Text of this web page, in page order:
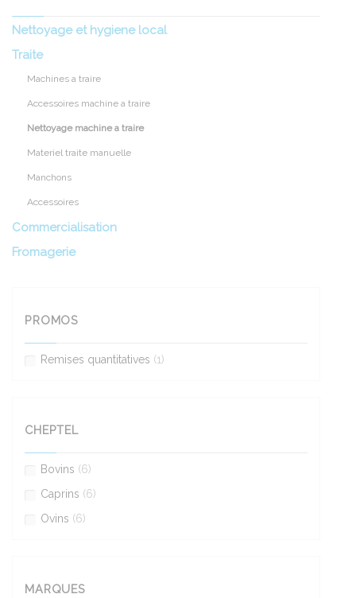
Nettoyage et hygiene local
Traite
Machines a traire
Accessoires machine a traire
Nettoyage machine a traire
Materiel traite manuelle
Manchons
Accessoires
Commercialisation
Fromagerie
PROMOS
Remises quantitatives (1)
CHEPTEL
Bovins (6)
Caprins (6)
Ovins (6)
MARQUES